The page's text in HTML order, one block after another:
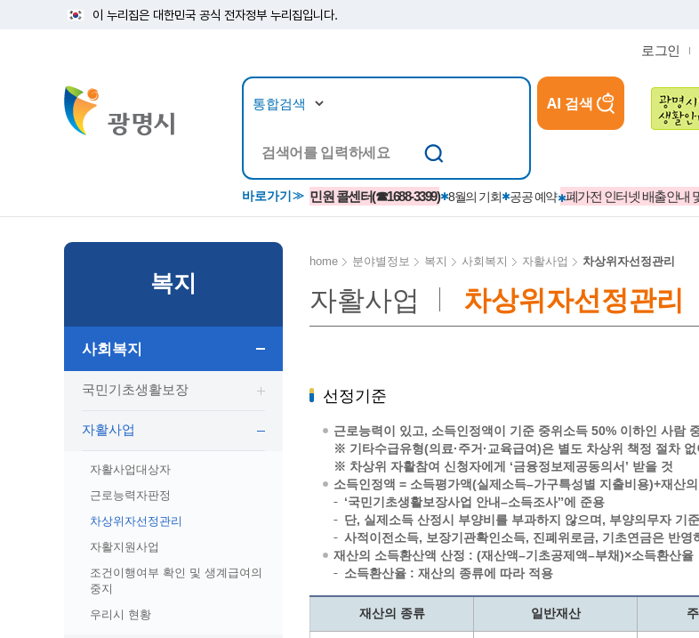
이 누리집은 대한민국 공식 전자정부 누리집입니다.
로그인
AI 검색
바로가기 민원 콜센터(☎1688-3399) 8월의 기회 공공 예약 폐가전 인터넷 배출안내
뉴스/정보공개
고시/공고/입법예고
행사ㆍ축제
시 주간행사
보도자료(2021.4월이전)
전자시보
소식지/카카오톡플러스친구
반상회보
시정자료실
법무행정
열린감사
용역과제
사전정보공표
행정정보공개안내
시청안내
주요시책
광명의 상징물
광명시 현황
민원/참여
종합민원실 안내도
종합민원상담센터
우리 노무사 상담센터
어디서나 민원
본인서명/인감신고/증명발급
행정처리기준편람
행정정보공동이용
대법원인터넷등기소
110화상수화통역서비스
민원조정제도
사전심사청구제
사회취약계층 전용상담창구
폐업신고 간소화서비스
구술 및 전화민원
설치현황
발급 받을 수
지역경제활성화/교육/일
교육정보
평생학습원
(재)경기도민
교복지원금
광명시인생플러스센터
광명일자리센터
취업지원 프로그램 운영 현황
채용박람회 현황
지역맞춤형 일자리 창출 지원사업
공공일자리
지역공동체 일자리 사업
직업 소개소 현황
노동조합
단원소개
예술/공연단체
광명시립예술단 티켓박스
영화상영관 현황
출판사 및 인쇄소 현황
박물관/미술관 현황
문화유통업 현황
문화관광 해설사
여행업 현황
관광 호텔업
관광객 이용
복지
사회복지
국민기초생활보장
자활사업
자활사업대상자
근로능력자판정
차상위자선정관리
자활지원사업
조건이행여부 확인 및 생계급여의
중지
우리시 현황
home 분야별정보 복지 사회복지 자활사업 차상위자선정관리
자활사업 차상위자선정관리
선정기준
근로능력이 있고, 소득인정액이 기준 중위소득 50% 이하인 사람
※ 기타수급유형(의료·주거·교육급여)은 별도 차상위 책정 절차
※ 차상위 자활참여 신청자에게 ʻ금융정보제공동의서ʼ 받을 것
소득인정액 = 소득평가액(실제소득–가구특성별 지출비용)+재산
ʻ국민기초생활보장사업 안내–소득조사ˮ에 준용
단, 실제소득 산정시 부양비를 부과하지 않으며, 부양의무자 기
사적이전소득, 보장기관확인소득, 진폐위로금, 기초연금은 반영
재산의 소득환산액 산정 : (재산액–기초공제액–부채)×소득환산율
소득환산율 : 재산의 종류에 따라 적용
재산의 종류 일반재산